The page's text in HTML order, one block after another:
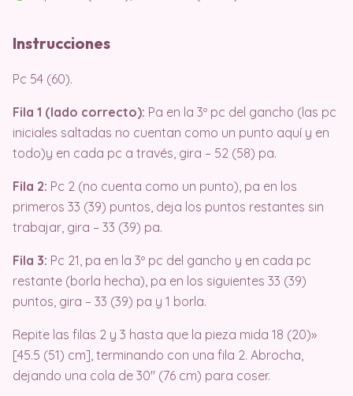
Instrucciones
Pc 54 (60).
Fila 1 (lado correcto): Pa en la 3º pc del gancho (las pc
iniciales saltadas no cuentan como un punto aquí y en
todo)y en cada pc a través, gira – 52 (58) pa.
Fila 2: Pc 2 (no cuenta como un punto), pa en los
primeros 33 (39) puntos, deja los puntos restantes sin
trabajar, gira – 33 (39) pa.
Fila 3: Pc 21, pa en la 3º pc del gancho y en cada pc
restante (borla hecha), pa en los siguientes 33 (39)
puntos, gira – 33 (39) pa y 1 borla.
Repite las filas 2 y 3 hasta que la pieza mida 18 (20)»
[45.5 (51) cm], terminando con una fila 2. Abrocha,
dejando una cola de 30″ (76 cm) para coser.